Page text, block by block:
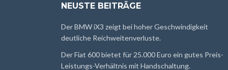
NEUSTE BEITRÄGE
Der BMW iX3 zeigt bei hoher Geschwindigkeit
deutliche Reichweitenverluste.
Der Fiat 600 bietet für 25.000 Euro ein gutes Preis-
Leistungs-Verhältnis mit Handschaltung.